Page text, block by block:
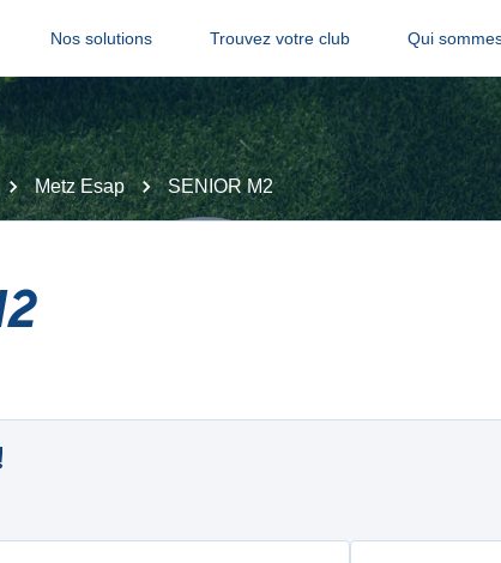
Nos solutions Trouvez votre club Qui
Metz Esap SENIOR M2